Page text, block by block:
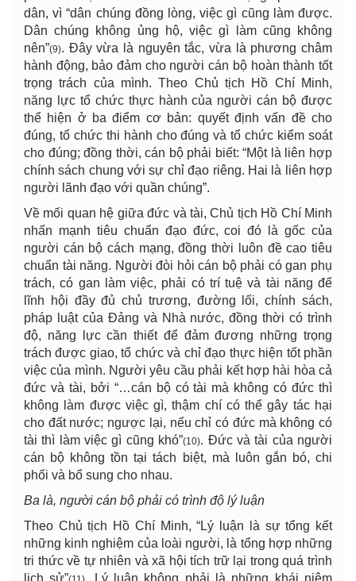
dân, vì “dân chúng đồng lòng, việc gì cũng làm được.
Dân chúng không ủng hộ, việc gì làm cũng không
nên”(9). Đây vừa là nguyên tắc, vừa là phương châm
hành động, bảo đảm cho người cán bộ hoàn thành tốt
trọng trách của mình. Theo Chủ tịch Hồ Chí Minh,
năng lực tổ chức thực hành của người cán bộ được
thể hiện ở ba điểm cơ bản: quyết định vấn đề cho
đúng, tổ chức thi hành cho đúng và tổ chức kiểm soát
cho đúng; đồng thời, cán bộ phải biết: “Một là liên hợp
chính sách chung với sự chỉ đạo riêng. Hai là liên hợp
người lãnh đạo với quần chúng”.
Về mối quan hệ giữa đức và tài, Chủ tịch Hồ Chí Minh
nhấn mạnh tiêu chuẩn đạo đức, coi đó là gốc của
người cán bộ cách mạng, đồng thời luôn đề cao tiêu
chuẩn tài năng. Người đòi hỏi cán bộ phải có gan phụ
trách, có gan làm việc, phải có trí tuệ và tài năng để
lĩnh hội đầy đủ chủ trương, đường lối, chính sách,
pháp luật của Đảng và Nhà nước, đồng thời có trình
độ, năng lực cần thiết để đảm đương những trọng
trách được giao, tổ chức và chỉ đạo thực hiện tốt phần
việc của mình. Người yêu cầu phải kết hợp hài hòa cả
đức và tài, bởi “…cán bộ có tài mà không có đức thì
không làm được việc gì, thậm chí có thể gây tác hại
cho đất nước; ngược lại, nếu chỉ có đức mà không có
tài thì làm việc gì cũng khó”(10). Đức và tài của người
cán bộ không tồn tại tách biệt, mà luôn gắn bó, chi
phối và bổ sung cho nhau.
Ba là, người cán bộ phải có trình độ lý luận
Theo Chủ tịch Hồ Chí Minh, “Lý luận là sự tổng kết
những kinh nghiệm của loài người, là tổng hợp những
tri thức về tự nhiên và xã hội tích trữ lại trong quá trình
lịch sử”
. Lý luận không phải là những khái niệm